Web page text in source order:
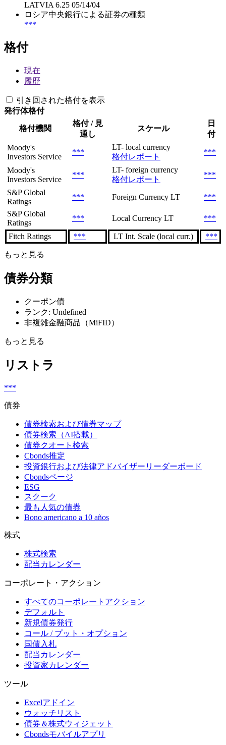
LATVIA 6.25 05/14/04
ロシア中央銀行による証券の種類
***
格付
現在
履歴
引き回された格付を表示
発行体格付
格付機関
格付 / 見
通し
スケール
日
付
Moody's
Investors Service
***
LT- local currency
格付レポート
***
Moody's
Investors Service
***
LT- foreign currency
格付レポート
***
S&P Global
Ratings
*** Foreign Currency LT
***
S&P Global
Ratings
*** Local Currency LT ***
Fitch Ratings *** LT Int. Scale (local curr.) ***
もっと見る
債券分類
クーポン債
ランク: Undefined
非複雑金融商品（MiFID）
もっと見る
リストラ
***
債券
債券検索および債券マップ
債券検索（AI搭載）
債券クオート検索
Cbonds推定
投資銀行および法律アドバイザーリーダーボード
Cbondsページ
ESG
スクーク
最も人気の債券
Bono americano a 10 años
株式
株式検索
配当カレンダー
コーポレート・アクション
すべてのコーポレートアクション
デフォルト
新規債券発行
コール / プット・オプション
国債入札
配当カレンダー
投資家カレンダー
ツール
Excelアドイン
ウォッチリスト
債券＆株式ウィジェット
Cbondsモバイルアプリ